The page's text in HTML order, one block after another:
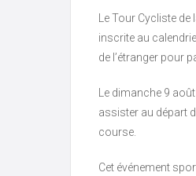
Le Tour Cycliste
inscrite au
de l’étranger pour
Le dimanche 9
assister au départ
course.
Cet événement